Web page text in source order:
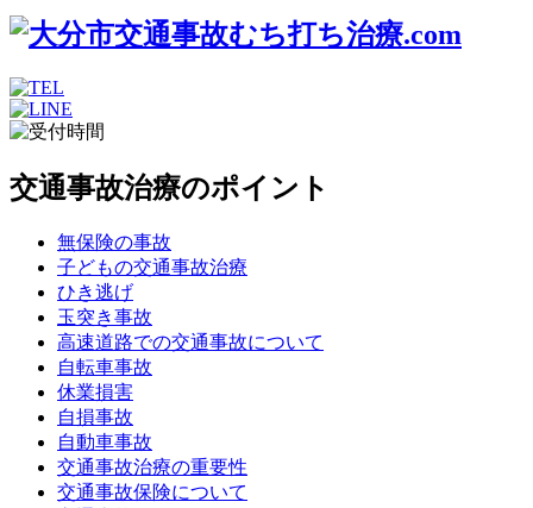
交通事故治療のポイント
無保険の事故
子どもの交通事故治療
ひき逃げ
玉突き事故
高速道路での交通事故について
自転車事故
休業損害
自損事故
自動車事故
交通事故治療の重要性
交通事故保険について